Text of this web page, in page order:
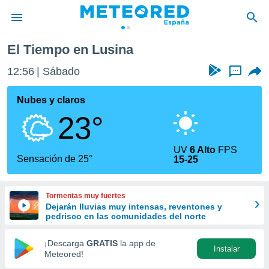
de
por
que se
calidad.
a este
las
y
forma
digital
basada
El Tiempo en Lusina
12:56 Sábado ...
Nubes y claros
23°
Sensación de 25°
UV6 Alto FPS
15-25
Tormentas muy fuertes
Dejarán lluvias muy intensas, reventones y
pedrisco en las comunidades del norte
¡Descarga GRATIS la app de
Meteored!
Instalar